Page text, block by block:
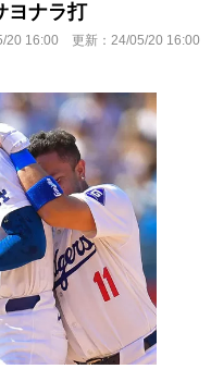
ヨナラ打
20 16:00 更新： 24/05/20 16:00